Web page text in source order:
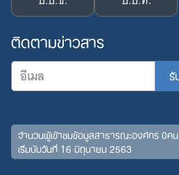
ติดตามข่าวสาร
จำนวนผู้เข้าชมข้อมูลสาธารณะองค์กร 0คน
เริ่มนับวันที่ 16 มิถุนายน 2563